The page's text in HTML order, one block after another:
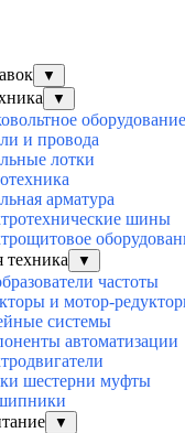
▼
▼
оборудование
и провода
лотки
арматура
шины
техника
▼
частоты
и мотор-
системы
автоматизации
шестерни муфты
▼